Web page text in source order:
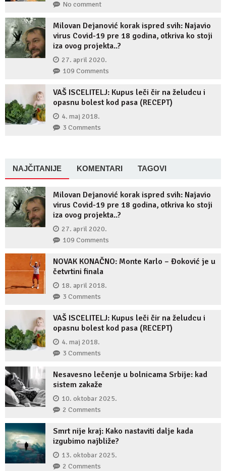
No comment
Milovan Dejanović korak ispred svih: Najavio
virus Covid-19 pre 18 godina, otkriva ko stoji
iza ovog projekta..?
27. april 2020.
109 Comments
VAŠ ISCELITELJ: Kupus leči čir na želudcu i
opasnu bolest kod pasa (RECEPT)
4. maj 2018.
3 Comments
NAJČITANIJE KOMENTARI TAGOVI
Milovan Dejanović korak ispred svih: Najavio
virus Covid-19 pre 18 godina, otkriva ko stoji
iza ovog projekta..?
27. april 2020.
109 Comments
NOVAK KONAČNO: Monte Karlo – Đoković je u
četvrtini finala
18. april 2018.
3 Comments
VAŠ ISCELITELJ: Kupus leči čir na želudcu i
opasnu bolest kod pasa (RECEPT)
4. maj 2018.
3 Comments
Nesavesno lečenje u bolnicama Srbije: kad
sistem zakaže
10. oktobar 2025.
2 Comments
Smrt nije kraj: Kako nastaviti dalje kada
izgubimo najbliže?
13. oktobar 2025.
2 Comments